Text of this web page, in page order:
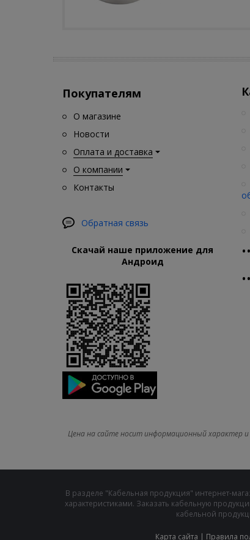
Покупателям
О магазине
Новости
Оплата и доставка
О компании
Контакты
Обратная связь
Скачай наше приложение для
Андроид
••
••
Цена на сайте носит информационный характер
В разделе "Кабельная продукция" интернет-
характеристиками. Заказать кабельную
кабельной
Карта сайта | Правила